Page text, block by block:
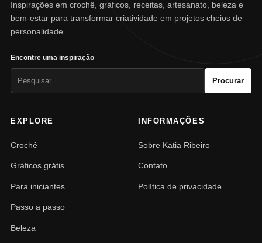
Inspirações em crochê, gráficos, receitas, artesanato, beleza e
bem-estar para transformar criatividade em projetos cheios de
personalidade.
Encontre uma inspiração
Procurar
EXPLORE
Crochê
Gráficos grátis
Para iniciantes
Passo a passo
Beleza
INFORMAÇÕES
Sobre Katia Ribeiro
Contato
Política de privacidade